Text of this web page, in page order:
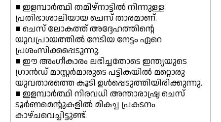
■ ഇളമ്പാർത്ഥി തമിഴ്നാട്ടിൽ നിന്നുള്ള
പ്രതിഭാശാലിയായ ചെസ് താരമാണ്.
■ ചെസ് ലോകത്ത് അദ്ദേഹത്തിന്റെ
യുവപ്രായത്തിൽ നേടിയ നേട്ടം ഏറെ
പ്രശംസിക്കപ്പെടുന്നു.
■ ഈ അംഗീകാരം ലഭിച്ചതോടെ ഇന്ത്യയുടെ
ഗ്രാൻഡ് മാസ്റ്റർമാരുടെ പട്ടികയിൽ മറ്റൊരു
യുവതാരത്തെ കൂടി ഉൾപ്പെടുത്തിയിരിക്കുന്നു.
■ ഇളമ്പാർത്ഥി നിരവധി അന്താരാഷ്ട്ര ചെസ്
ടൂർണമെന്റുകളിൽ മികച്ച പ്രകടനം
കാഴ്ചവെച്ചിട്ടുണ്ട്.